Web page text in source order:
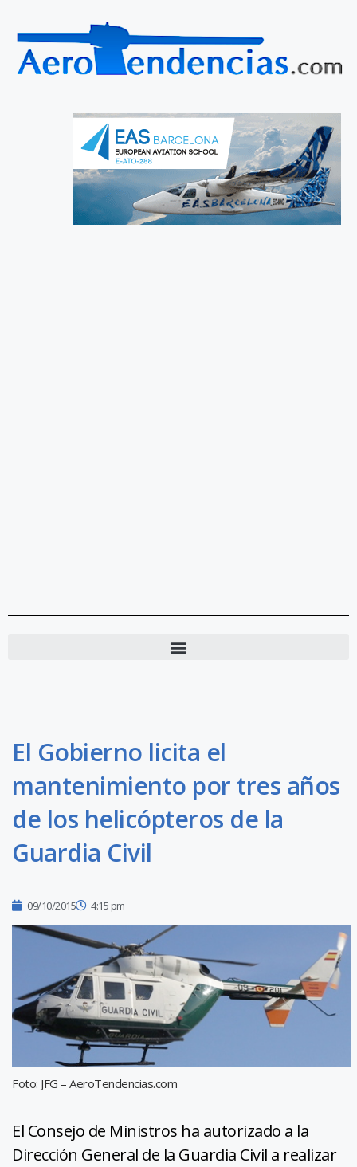
El Gobierno licita el
mantenimiento por tres años
de los helicópteros de la
Guardia Civil
09/10/2015 4:15 pm
Foto: JFG – AeroTendencias.com
El Consejo de Ministros ha autorizado a la
Dirección General de la Guardia Civil a realizar